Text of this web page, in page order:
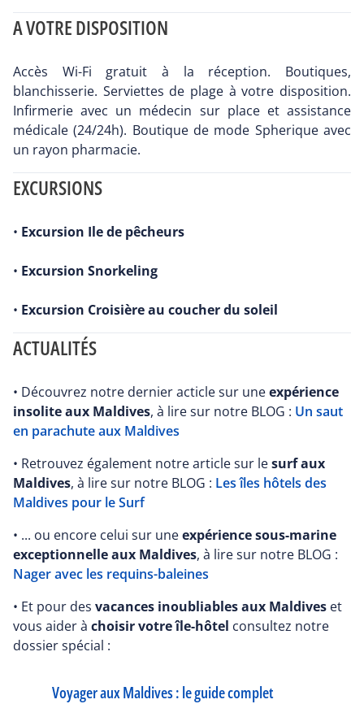
A VOTRE DISPOSITION
Accès Wi-Fi gratuit à la réception. Boutiques,
blanchisserie. Serviettes de plage à votre disposition.
Infirmerie avec un médecin sur place et assistance
médicale (24/24h). Boutique de mode Spherique avec
un rayon pharmacie.
EXCURSIONS
• Excursion Ile de pêcheurs
• Excursion Snorkeling
• Excursion Croisière au coucher du soleil
ACTUALITÉS
• Découvrez notre dernier acticle sur uneexpérience
insolite aux Maldives, à lire sur notre BLOG : Un saut
en parachute aux Maldives
• Retrouvez également notre article sur lesurf aux
Maldives, à lire sur notre BLOG : Les îles hôtels des
Maldives pour le Surf
• ... ou encore celui sur uneexpérience sous-marine
exceptionnelle aux Maldives, à lire sur notre BLOG :
Nager avec les requins-baleines
• Et pour des vacances inoubliables aux Maldives et
vous aider à choisir votre île-hôtel consultez notre
dossier spécial :
Voyager aux Maldives : le guide complet